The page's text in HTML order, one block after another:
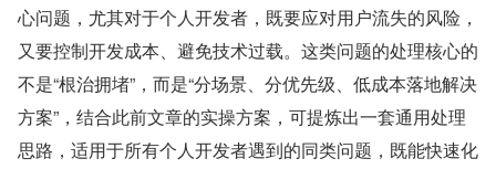
心问题，尤其对于个人开发者，既要应对用户流失的风险，
又要控制开发成本、避免技术过载。这类问题的处理核心的
不是“根治拥堵”，而是“分场景、分优先级、低成本落地解决
方案”，结合此前文章的实操方案，可提炼出一套通用处理
思路，适用于所有个人开发者遇到的同类问题，既能快速化